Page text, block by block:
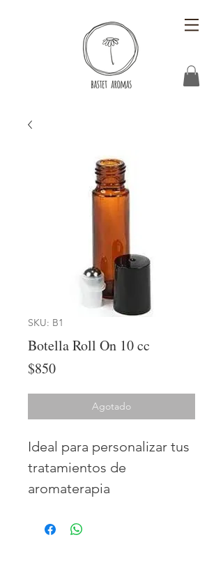
SKU: B1
Botella Roll On 10 cc
$850Precio
Agotado
Ideal para personalizar tus
tratamientos de
aromaterapia